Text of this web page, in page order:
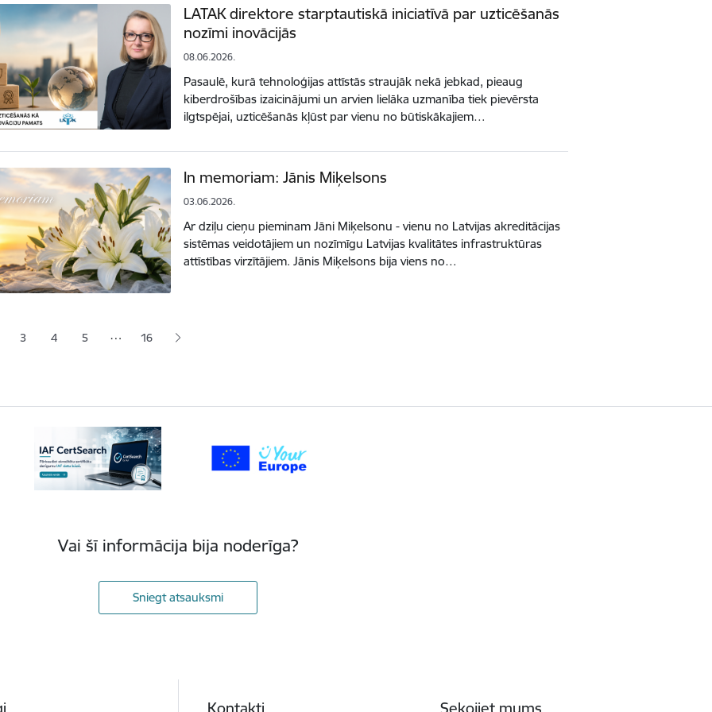
LATAK direktore starptautiskā iniciatīvā par uzticēšanās
nozīmi inovācijās
08.06.2026.
Pasaulē, kurā tehnoloģijas attīstās straujāk nekā jebkad, pieaug
kiberdrošības izaicinājumi un arvien lielāka uzmanība tiek pievērsta
ilgtspējai, uzticēšanās kļūst par vienu no būtiskākajiem…
In memoriam: Jānis Miķelsons
03.06.2026.
Ar dziļu cieņu pieminam Jāni Miķelsonu - vienu no Latvijas akreditācijas
sistēmas veidotājiem un nozīmīgu Latvijas kvalitātes infrastruktūras
attīstības virzītājiem. Jānis Miķelsons bija viens no…
lapaLapa
3 Lapa
4 Lapa
5 … 16
Vai šī informācija bija noderīga?
Sniegt atsauksmi
Kontakti Sekojiet mums